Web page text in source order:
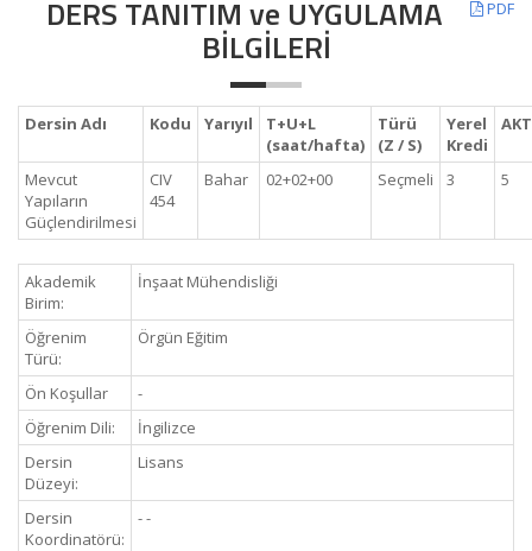
PDF
DERS TANITIM ve UYGULAMA
BİLGİLERİ
Dersin Adı Kodu Yarıyıl
T+U+L
(saat/hafta)
Türü
(Z / S)
Yerel
Kredi
Mevcut
Yapıların
Güçlendirilmesi
CIV
454
Bahar 02+02+00 Seçmeli 3 5
Akademik
Birim:
İnşaat Mühendisliği
Öğrenim
Türü:
Örgün Eğitim
Ön Koşullar
-
Öğrenim Dili:
İngilizce
Dersin
Düzeyi:
Lisans
Dersin
Koordinatörü:
- -